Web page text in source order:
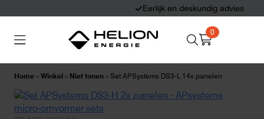
Eerlijk en deskundig advies
0
Home » Winkel » Niet tonen » Set APSystems DS3-L 14x panelen
Thuisbatterijen Zonnepanelen
Laadpalen
Aansluiten,